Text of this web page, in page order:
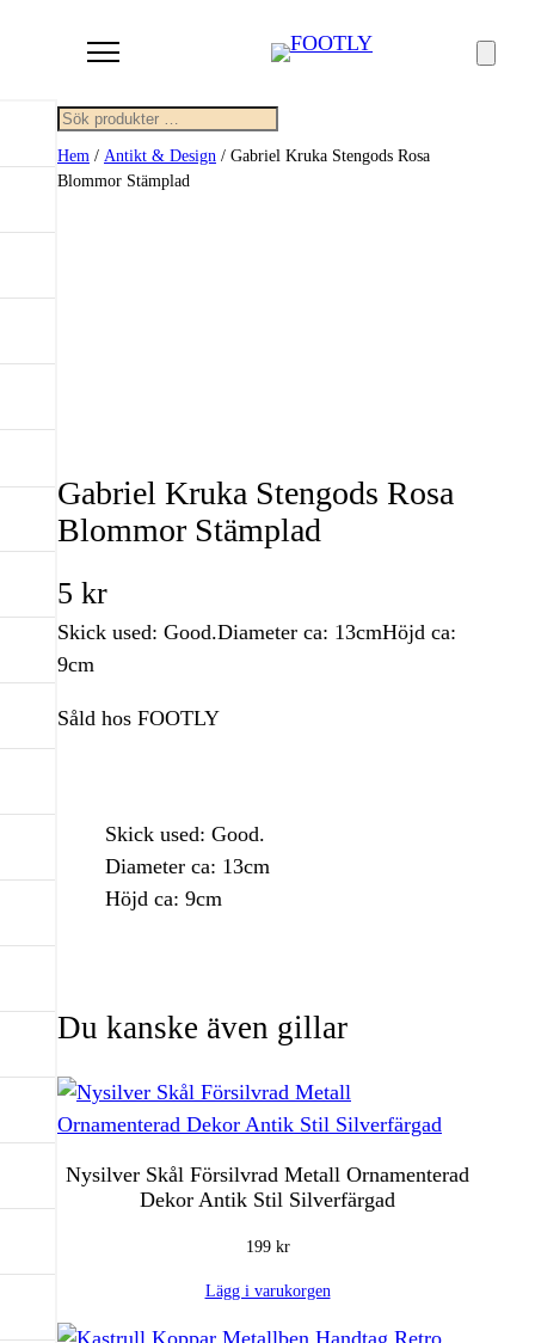
Sök
Hem / Antikt & Design / Gabriel Kruka Stengods Rosa
Blommor Stämplad
Gabriel Kruka Stengods Rosa
Blommor Stämplad
5 kr
Skick used: Good.Diameter ca: 13cmHöjd ca:
9cm
Såld hos FOOTLY
Skick used: Good.
Diameter ca: 13cm
Höjd ca: 9cm
Du kanske även gillar
Nysilver Skål Försilvrad Metall Ornamenterad
Dekor Antik Stil Silverfärgad
199 kr
Lägg i varukorgen